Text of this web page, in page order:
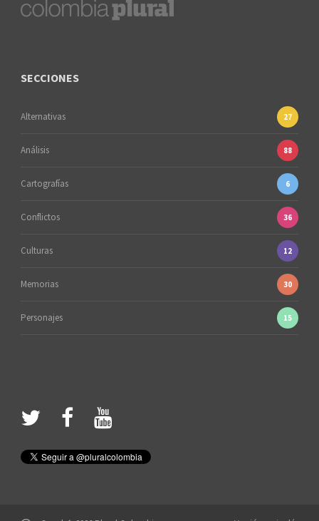
SECCIONES
Alternativas 27
Análisis 88
Cartografías 6
Conflictos 36
Culturas 12
Memorias 30
Personajes 15